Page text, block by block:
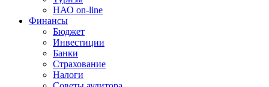
НАО on-line
Финансы
Бюджет
Инвестиции
Банки
Страхование
Налоги